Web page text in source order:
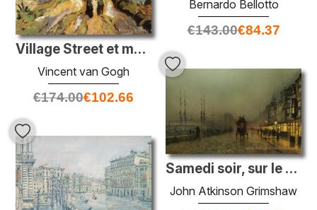
Bernardo Bellotto
€143.00€84.37
Village Street et marches à Auvers avec deux figures
Vincent van Gogh
€174.00€102.66
Samedi soir, sur le Clyde à Glasgow
John Atkinson Grimshaw